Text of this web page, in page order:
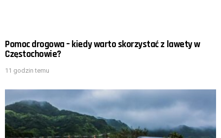
Pomoc drogowa – kiedy warto skorzystać z lawety w
Częstochowie?
11 godzin temu